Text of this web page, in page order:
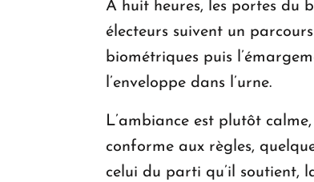
À huit heures, les portes du
électeurs suivent un
biométriques puis
l’enveloppe dans l’urne.
L’ambiance est plutôt
conforme aux règles,
celui du parti qu’il soutient,